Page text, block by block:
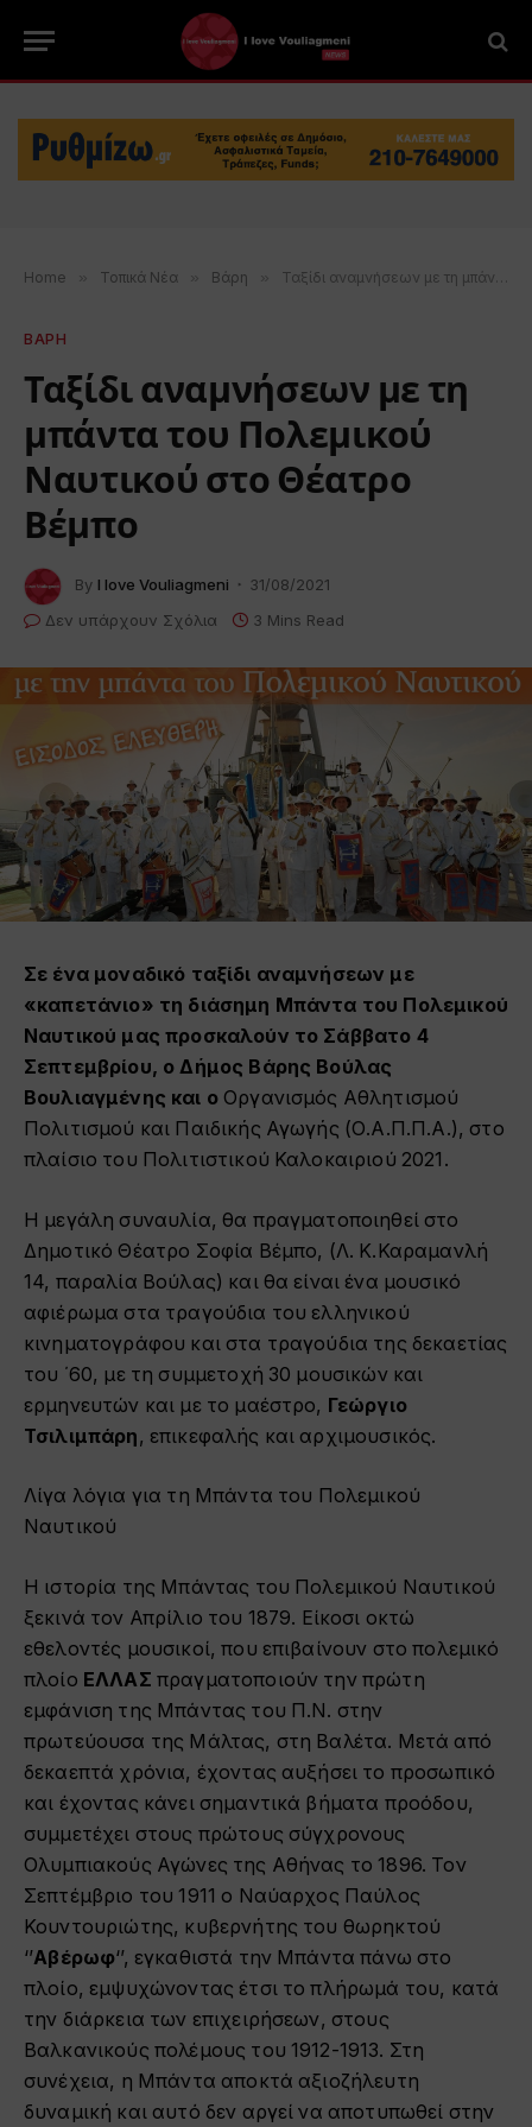
Home » Τοπικά Νέα » Βάρη » Ταξίδι αναμνήσεων με τη μπάντα του Πολεμικού Ναυτικού στο Θέατρο Βέμπο
ΒΑΡΗ
Ταξίδι αναμνήσεων με τη
μπάντα του Πολεμικού
Ναυτικού στο Θέατρο
Βέμπο
By I love Vouliagmeni
31/08/2021
Δεν υπάρχουν Σχόλια
3 Mins Read
Σε ένα μοναδικό ταξίδι αναμνήσεων με
«καπετάνιο» τη διάσημη Μπάντα του Πολεμικού
Ναυτικού μαςπροσκαλούν το Σάββατο 4
Σεπτεμβρίου, ο Δήμος Βάρης Βούλας
Βουλιαγμένης και ο Οργανισμός Αθλητισμού
Πολιτισμού και Παιδικής Αγωγής (Ο.Α.Π.Π.Α.), στο
πλαίσιο του Πολιτιστικού Καλοκαιριού 2021.
Η μεγάλη συναυλία, θα πραγματοποιηθεί στο
Δημοτικό Θέατρο Σοφία Βέμπο, (Λ. Κ.Καραμανλή
14, παραλία Βούλας) και θα είναι ένα μουσικό
αφιέρωμα στα τραγούδια του ελληνικού
κινηματογράφου και στα τραγούδια της δεκαετίας
του ΄60, με τη συμμετοχή 30 μουσικών και
ερμηνευτών και με το μαέστρο, Γεώργιο
Τσιλιμπάρη, επικεφαλής και αρχιμουσικός.
Λίγα λόγια για τη Μπάντα του Πολεμικού
Ναυτικού
Η ιστορία της Μπάντας του Πολεμικού Ναυτικού
ξεκινά τον Απρίλιο του 1879. Είκοσι οκτώ
εθελοντές μουσικοί, που επιβαίνουν στο πολεμικό
πλοίο ΕΛΛΑΣ πραγματοποιούν την πρώτη
εμφάνιση της Μπάντας του Π.Ν. στην
πρωτεύουσα της Μάλτας, στη Βαλέτα. Μετά από
δεκαεπτά χρόνια, έχοντας αυξήσει το προσωπικό
και έχοντας κάνει σημαντικά βήματα προόδου,
συμμετέχει στους πρώτους σύγχρονους
Ολυμπιακούς Αγώνες της Αθήνας το 1896. Τον
Σεπτέμβριο του 1911 ο Ναύαρχος Παύλος
Κουντουριώτης, κυβερνήτης του θωρηκτού
‘’Αβέρωφ‘’, εγκαθιστά την Μπάντα πάνω στο
πλοίο, εμψυχώνοντας έτσι το πλήρωμά του, κατά
την διάρκεια των επιχειρήσεων, στους
Βαλκανικούς πολέμους του 1912-1913. Στη
συνέχεια, η Μπάντα αποκτά αξιοζήλευτη
δυναμική και αυτό δεν αργεί να αποτυπωθεί στην